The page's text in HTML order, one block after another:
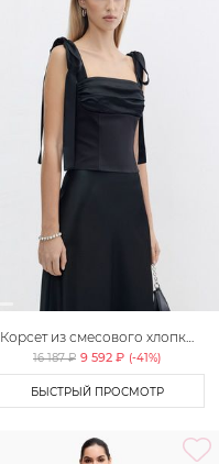
Корсет из смесового хлопка
TOPTOP STUDIO
16 187 ₽ 9 592 ₽ (-41%)
БЫСТРЫЙ ПРОСМОТР